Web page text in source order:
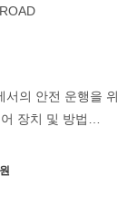
서의 안전 운행을 위
장치 및 방법
AND METHOD
원